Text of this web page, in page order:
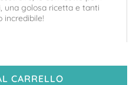
una golosa ricetta e tanti
incredibile!
CARRELLO